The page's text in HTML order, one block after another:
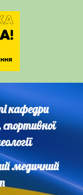
кафедри
спортивної
медичний